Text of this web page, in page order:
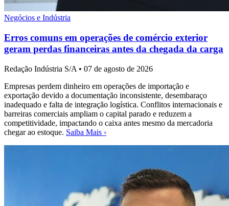
Negócios e Indústria
Erros comuns em operações de comércio exterior
geram perdas financeiras antes da chegada da carga
Redação Indústria S/A • 07 de agosto de 2026
Empresas perdem dinheiro em operações de importação e
exportação devido a documentação inconsistente, desembaraço
inadequado e falta de integração logística. Conflitos internacionais e
barreiras comerciais ampliam o capital parado e reduzem a
competitividade, impactando o caixa antes mesmo da mercadoria
chegar ao estoque. Saiba Mais ›